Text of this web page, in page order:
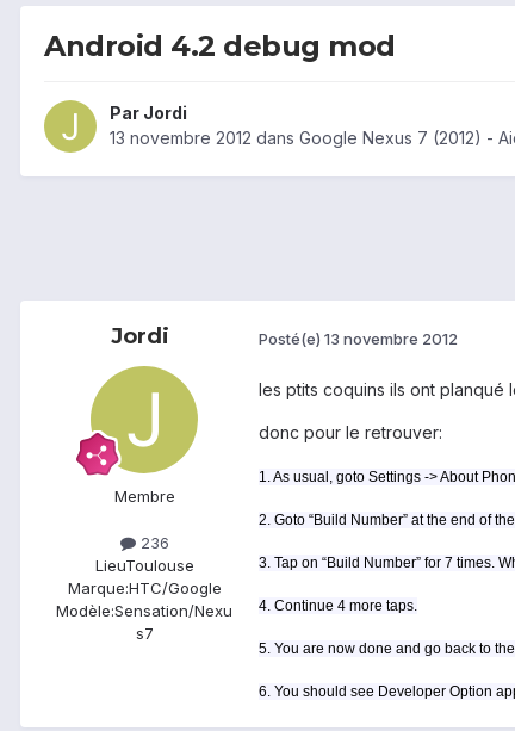
Android 4.2 debug mod
Par Jordi
13 novembre 2012 dans Google Nexus 7 (2012) -
Jordi
Membre
236
LieuToulouse
Marque:HTC/Google
Modèle:Sensation/Nexu
s7
Posté(e) 13 novembre 2012
les ptits coquins ils ont planqué
donc pour le retrouver:
1. As usual, goto Settings -> About
2. Goto “Build Number” at the end of
3. Tap on “Build Number” for 7 times.
4. Continue 4 more taps.
5. You are now done and go back to
6. You should see Developer Option